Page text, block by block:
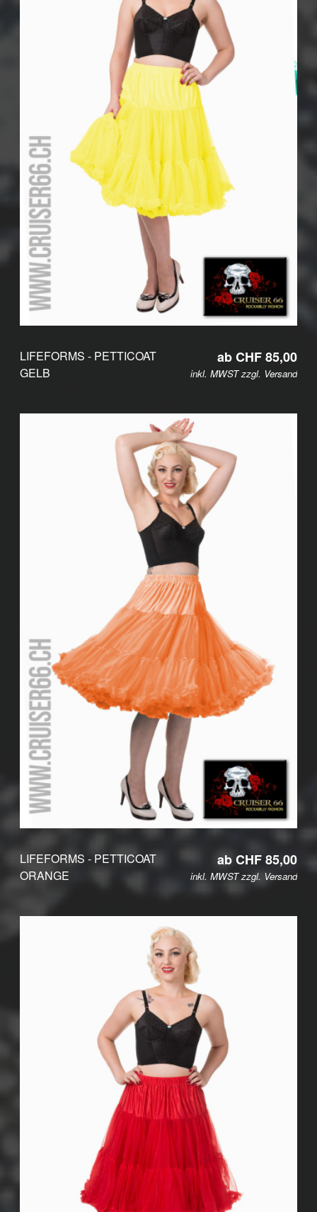
ab CHF 85,00
inkl. MWST zzgl. Versand
LIFEFORMS - PETTICOAT
GELB
ab CHF 85,00
inkl. MWST zzgl. Versand
LIFEFORMS - PETTICOAT
ORANGE